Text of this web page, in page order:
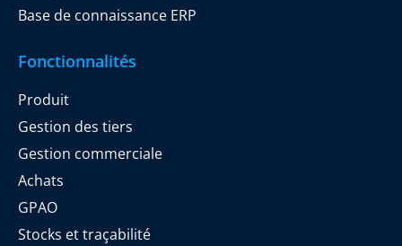
Base de connaissance ERP
Fonctionnalités
Produit
Gestion des tiers
Gestion commerciale
Achats
GPAO
Stocks et traçabilité